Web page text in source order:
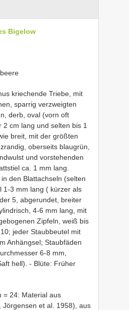
Bigelow
kriechende Triebe, mit
sparrig verzweigten
derb, oval (vorn oft
cm lang und selten bis 1
breit, mit der größten
oberseits blaugrün,
und vorstehenden
ca. 1 mm lang.
den Blattachseln (selten
1-3 mm lang ( kürzer als
5, abgerundet, breiter
4-6 mm lang, mit
Zipfeln, weiß bis
jeder Staubbeutel mit
Anhängsel; Staubfäden
6-8 mm,
hell). - Blüte: Früher
= 24: Material aus
et al. 1958), aus